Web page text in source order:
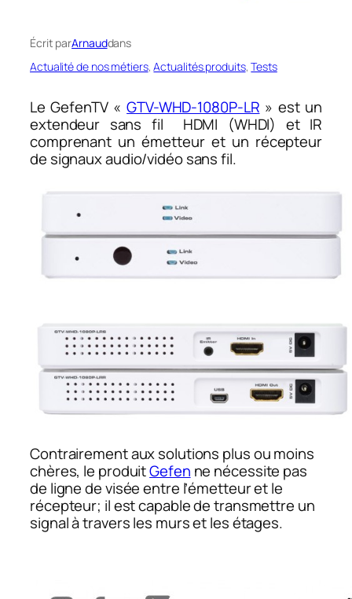
Écrit parArnauddans
Actualité de nos métiers, Actualités produits, Tests
Le GefenTV «GTV-WHD-1080P-LR » est un
extendeur sans fil HDMI (WHDI) et IR
comprenant un émetteur et un récepteur
de signaux audio/vidéo sans fil.
Contrairement aux solutions plus ou moins
chères, le produitGefen ne nécessite pas
de ligne de visée entre l’émetteur et le
récepteur; il est capable de transmettre un
signal à travers les murs et les étages.